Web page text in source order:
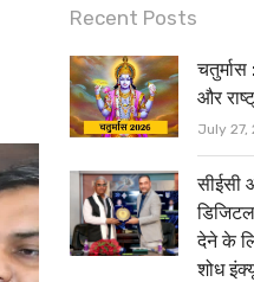
i
t
t
e
r
c
e
b
o
o
k
Recent Posts
चतुर्मास
और
July 27,
सीईसी
देने के
शोध